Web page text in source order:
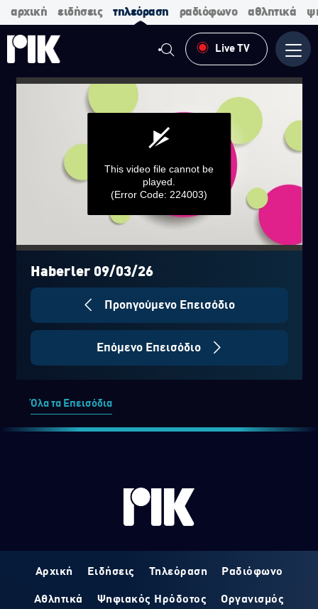
αρχική ειδήσεις τηλεόραση ραδιόφωνο αθλητικά
Live TV
0
seconds
seconds
This video file cannot be
played.
(Error Code: 224003)
Haberler 09/03/26
Προηγούμενο Επεισόδιο
Επόμενο Επεισόδιο
Όλα τα Επεισόδια
Αρχική Ειδήσεις Τηλεόραση Ραδιόφωνο
Αθλητικά Ψηφιακός Ηρόδοτος Οργανισμός